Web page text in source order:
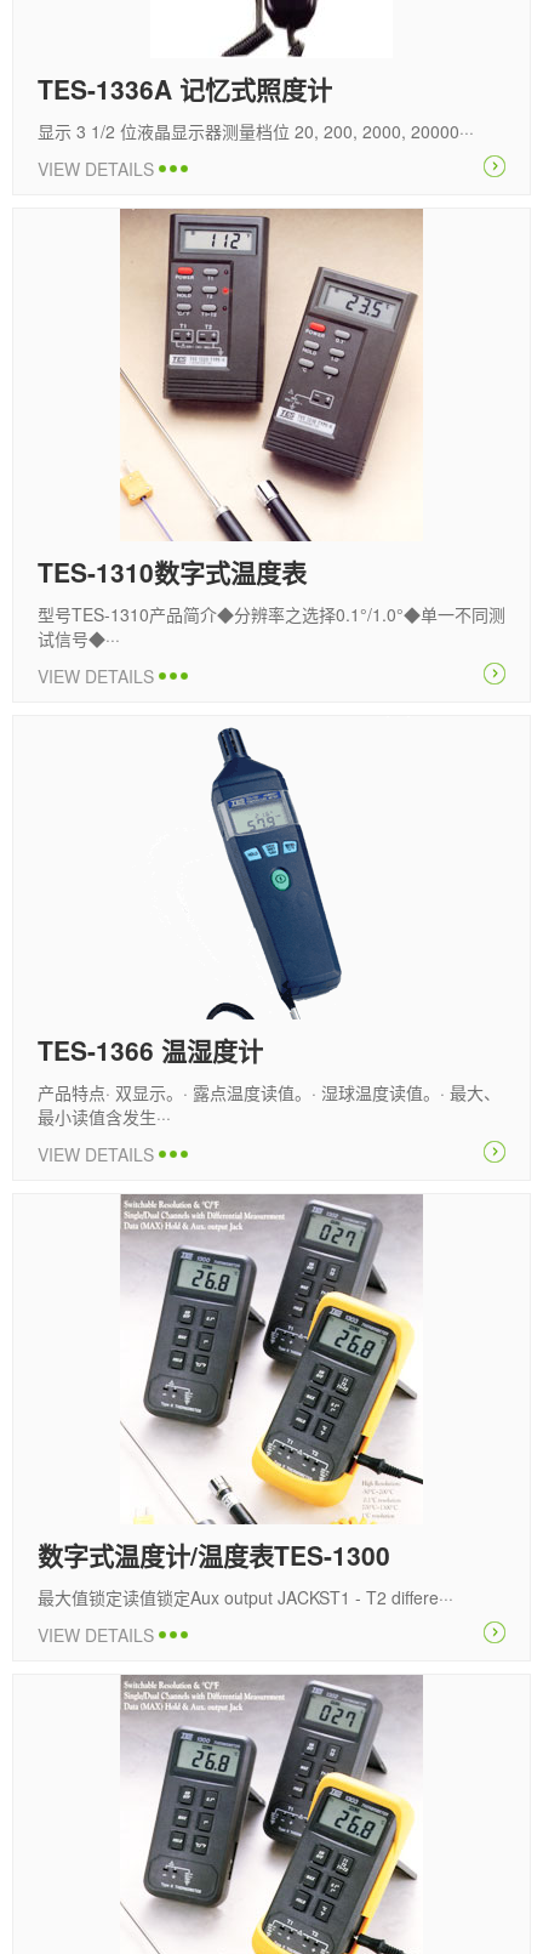
TES-1336A 记忆式照度计
显示 3 1/2 位液晶显示器测量档位 20, 200, 2000, 20000···
VIEW DETAILS
TES-1310数字式温度表
型号TES-1310产品简介◆分辨率之选择0.1°/1.0°◆单一不同测
试信号◆···
VIEW DETAILS
TES-1366 温湿度计
产品特点· 双显示。· 露点温度读值。· 湿球温度读值。· 最大、
最小读值含发生···
VIEW DETAILS
数字式温度计/温度表TES-1300
最大值锁定读值锁定Aux output JACKST1 - T2 differe···
VIEW DETAILS